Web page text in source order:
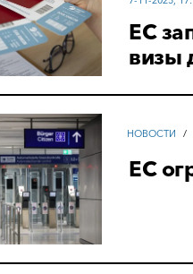
ЕС
визы
НОВОСТИ /
ЕС